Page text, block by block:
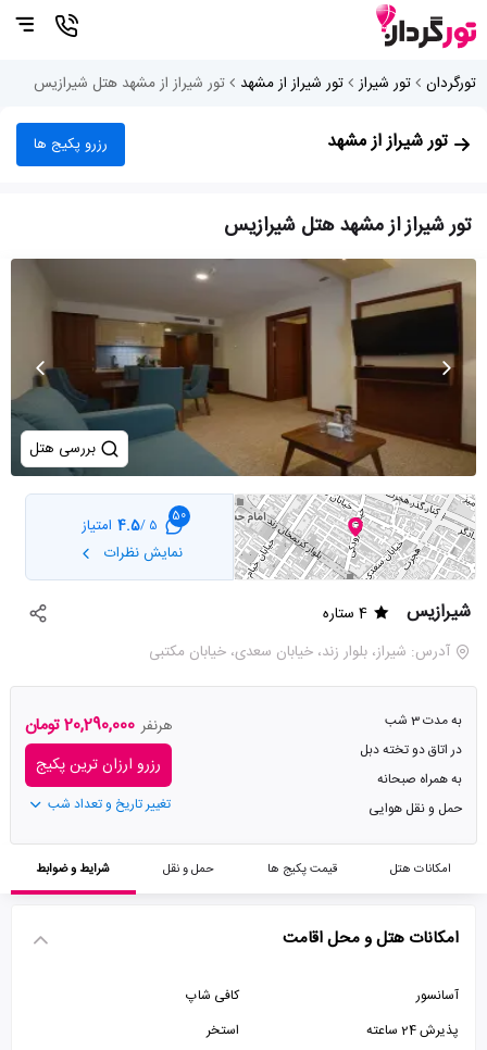
تورگردان تور شیراز تور شیراز از مشهد تور شیراز از مشهد هتل شیرازیس
تور شیراز از مشهد رزرو پکیج ها
تور شیراز از مشهد هتل شیرازیس
بررسی هتل
50
5 /
4.5 امتیاز
نمایش نظرات
شیرازیس
4 ستاره
آدرس: شیراز، بلوار زند، خیابان سعدی، خیابان مکتبی
به مدت 3 شب
در اتاق دو تخته دبل
به همراه صبحانه
حمل و نقل هوایی
هرنفر 20,290,000 تومان
رزرو ارزان ترین پکیج
تغییر تاریخ و تعداد شب
امکانات هتل قیمت پکیج ها حمل و نقل شرایط و ضوابط
امکانات هتل و محل اقامت
آسانسور
کافی شاپ
پذیرش 24 ساعته
استخر